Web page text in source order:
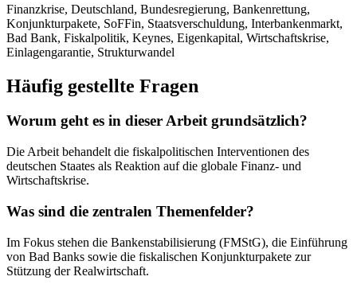
Finanzkrise, Deutschland, Bundesregierung, Bankenrettung,
Konjunkturpakete, SoFFin, Staatsverschuldung, Interbankenmarkt,
Bad Bank, Fiskalpolitik, Keynes, Eigenkapital, Wirtschaftskrise,
Einlagengarantie, Strukturwandel
Häufig gestellte Fragen
Worum geht es in dieser Arbeit grundsätzlich?
Die Arbeit behandelt die fiskalpolitischen Interventionen des
deutschen Staates als Reaktion auf die globale Finanz- und
Wirtschaftskrise.
Was sind die zentralen Themenfelder?
Im Fokus stehen die Bankenstabilisierung (FMStG), die Einführung
von Bad Banks sowie die fiskalischen Konjunkturpakete zur
Stützung der Realwirtschaft.